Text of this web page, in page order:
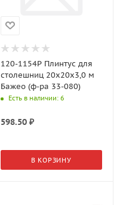
120-1154P Плинтус для
столешниц 20х20х3,0 м
Бажео (ф-ра 33-080)
Есть в наличии: 6
598.50₽
В КОРЗИНУ